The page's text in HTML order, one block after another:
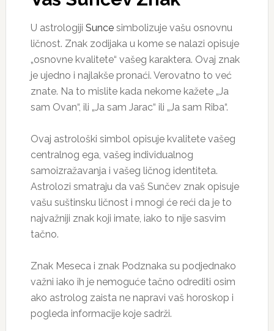
U astrologiji Suncesimbolizuje vašu osnovnu
ličnost. Znak zodijaka u kome se nalazi opisuje
„osnovne kvalitete“ vašeg karaktera. Ovaj znak
je ujedno i najlakše pronaći. Verovatno to već
znate. Na to mislite kada nekome kažete „Ja
sam Ovan“, ili „Ja sam Jarac“ ili „Ja sam Riba“.
Ovaj astrološki simbol opisuje kvalitete vašeg
centralnog ega, vašeg individualnog
samoizražavanja i vašeg ličnog identiteta.
Astrolozi smatraju da vaš Sunčev znak opisuje
vašu suštinsku ličnost i mnogi će reći da je to
najvažniji znak koji imate, iako to nije sasvim
tačno.
Znak Meseca i znak Podznaka su podjednako
važni iako ih je nemoguće tačno odrediti osim
ako astrolog zaista ne napravi vaš horoskop i
pogleda informacije koje sadrži.